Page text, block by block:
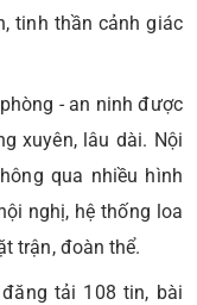
tinh thần cảnh giác
- an ninh được
xuyên, lâu dài. Nội
qua nhiều hình
nghị, hệ thống loa
trận, đoàn thể.
tải 108 tin, bài